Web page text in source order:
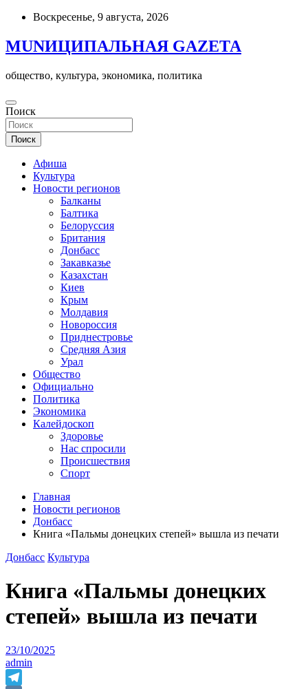
Skip
content
Воскресенье, 9 августа, 2026
MUNИЦИПАЛЬНАЯ GAZЕТА
общество, культура, экономика, политика
Поиск
Поиск
Афиша
Культура
Новости регионов
Балканы
Балтика
Белоруссия
Британия
Донбасс
Закавказье
Казахстан
Киев
Крым
Молдавия
Новороссия
Приднестровье
Средняя Азия
Урал
Общество
Официально
Политика
Экономика
Калейдоскоп
Здоровье
Нас спросили
Происшествия
Спорт
Главная
Новости регионов
Донбасс
Книга «Пальмы донецких степей» вышла из печати
Донбасс Культура
Книга «Пальмы донецких
степей» вышла из печати
23/10/2025
admin